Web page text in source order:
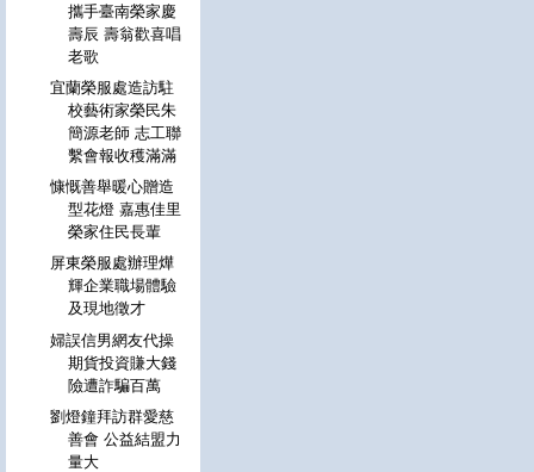
攜手臺南榮家慶
壽辰 壽翁歡喜唱
老歌
宜蘭榮服處造訪駐
校藝術家榮民朱
簡源老師 志工聯
繫會報收穫滿滿
慷慨善舉暖心贈造
型花燈 嘉惠佳里
榮家住民長輩
屏東榮服處辦理燁
輝企業職場體驗
及現地徵才
婦誤信男網友代操
期貨投資賺大錢
險遭詐騙百萬
劉燈鐘拜訪群愛慈
善會 公益結盟力
量大